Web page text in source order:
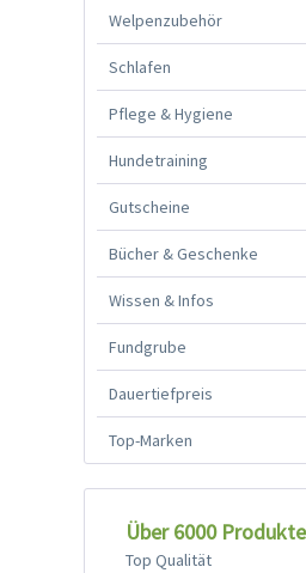
Welpenzubehör
Schlafen
Pflege & Hygiene
Hundetraining
Gutscheine
Bücher & Geschenke
Wissen & Infos
Fundgrube
Dauertiefpreis
Top-Marken
Über 6000 Produkte
Top Qualität